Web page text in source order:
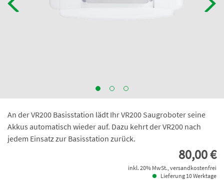
An der VR200 Basisstation lädt Ihr VR200 Saugroboter seine
Akkus automatisch wieder auf. Dazu kehrt der VR200 nach
jedem Einsatz zur Basisstation zurück.
80,00 €
inkl. 20% MwSt., versandkostenfrei
Lieferung 10 Werktage